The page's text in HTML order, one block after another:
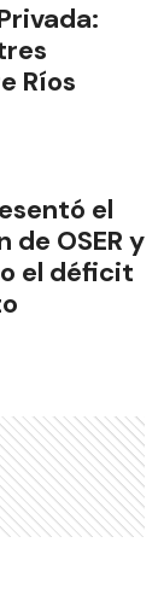
Ríos
el
OSER y
el déficit